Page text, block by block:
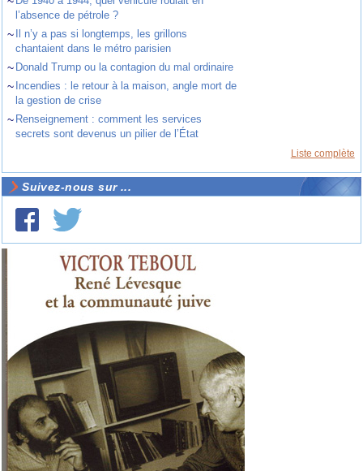
l’absence de pétrole ?
~
Il n’y a pas si longtemps, les grillons
chantaient dans le métro parisien
~ Donald Trump ou la contagion du mal ordinaire
~ Incendies : le retour à la maison, angle mort de
la gestion de crise
~ Renseignement : comment les services
secrets sont devenus un pilier de l’État
Liste complète
Suivez-nous sur ...